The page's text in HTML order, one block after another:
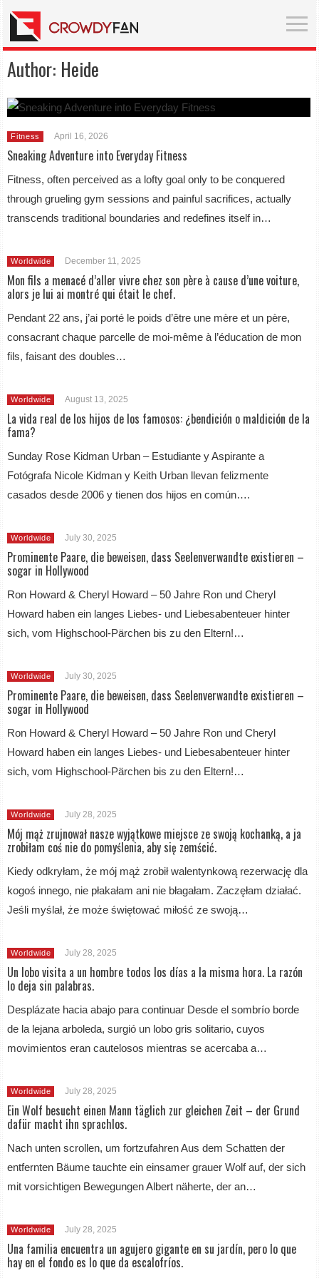
Author: Heide
Fitness April 16, 2026
Sneaking Adventure into Everyday Fitness
Fitness, often perceived as a lofty goal only to be conquered
through grueling gym sessions and painful sacrifices, actually
transcends traditional boundaries and redefines itself in…
Worldwide December 11, 2025
Mon fils a menacé d’aller vivre chez son père à cause d’une voiture,
alors je lui ai montré qui était le chef.
Pendant 22 ans, j’ai porté le poids d’être une mère et un père,
consacrant chaque parcelle de moi-même à l’éducation de mon
fils, faisant des doubles…
Worldwide August 13, 2025
La vida real de los hijos de los famosos: ¿bendición o maldición de la
fama?
Sunday Rose Kidman Urban – Estudiante y Aspirante a
Fotógrafa Nicole Kidman y Keith Urban llevan felizmente
casados desde 2006 y tienen dos hijos en común….
Worldwide July 30, 2025
Prominente Paare, die beweisen, dass Seelenverwandte existieren –
sogar in Hollywood
Ron Howard & Cheryl Howard – 50 Jahre Ron und Cheryl
Howard haben ein langes Liebes- und Liebesabenteuer hinter
sich, vom Highschool-Pärchen bis zu den Eltern!…
Worldwide July 30, 2025
Prominente Paare, die beweisen, dass Seelenverwandte existieren –
sogar in Hollywood
Ron Howard & Cheryl Howard – 50 Jahre Ron und Cheryl
Howard haben ein langes Liebes- und Liebesabenteuer hinter
sich, vom Highschool-Pärchen bis zu den Eltern!…
Worldwide July 28, 2025
Mój mąż zrujnował nasze wyjątkowe miejsce ze swoją kochanką, a ja
zrobiłam coś nie do pomyślenia, aby się zemścić.
Kiedy odkryłam, że mój mąż zrobił walentynkową rezerwację dla
kogoś innego, nie płakałam ani nie błagałam. Zaczęłam działać.
Jeśli myślał, że może świętować miłość ze swoją…
Worldwide July 28, 2025
Un lobo visita a un hombre todos los días a la misma hora. La razón
lo deja sin palabras.
Desplázate hacia abajo para continuar Desde el sombrío borde
de la lejana arboleda, surgió un lobo gris solitario, cuyos
movimientos eran cautelosos mientras se acercaba a…
Worldwide July 28, 2025
Ein Wolf besucht einen Mann täglich zur gleichen Zeit – der Grund
dafür macht ihn sprachlos.
Nach unten scrollen, um fortzufahren Aus dem Schatten der
entfernten Bäume tauchte ein einsamer grauer Wolf auf, der sich
mit vorsichtigen Bewegungen Albert näherte, der an…
Worldwide July 28, 2025
Una familia encuentra un agujero gigante en su jardín, pero lo que
hay en el fondo es lo que da escalofríos.